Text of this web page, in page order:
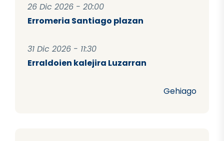
26 Dic 2026 - 20:00
Erromeria Santiago plazan
31 Dic 2026 - 11:30
Erraldoien kalejira Luzarran
Gehiago